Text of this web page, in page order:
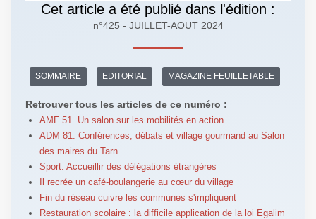
Cet article a été publié dans l'édition :
n°425 - JUILLET-AOUT 2024
SOMMAIRE EDITORIAL MAGAZINE FEUILLETABLE
Retrouver tous les articles de ce numéro :
AMF 51. Un salon sur les mobilités en action
ADM 81. Conférences, débats et village gourmand au Salon
des maires du Tarn
Sport. Accueillir des délégations étrangères
Il recrée un café-boulangerie au cœur du village
Fin du réseau cuivre les communes s'impliquent
Restauration scolaire : la difficile application de la loi Egalim